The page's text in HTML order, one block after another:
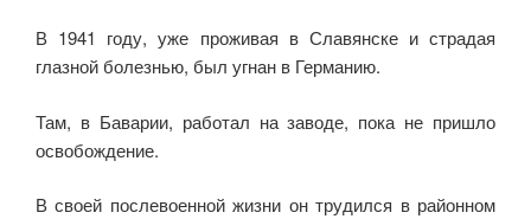
В 1941 году, уже проживая в Славянске и страдая
глазной болезнью, был угнан в Германию.
Там, в Баварии, работал на заводе, пока не пришло
освобождение.
В своей после­военной жизни он трудился в районном